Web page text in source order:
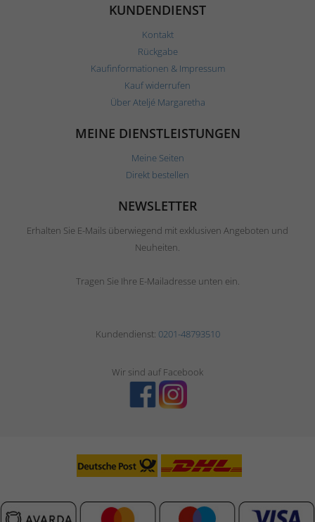
KUNDENDIENST
Kontakt
Rückgabe
Kaufinformationen & Impressum
Kauf widerrufen
Über Ateljé Margaretha
MEINE DIENSTLEISTUNGEN
Meine Seiten
Direkt bestellen
NEWSLETTER
Erhalten Sie E-Mails überwiegend mit exklusiven Angeboten und
Neuheiten.
Tragen Sie Ihre E-Mailadresse unten ein.
Kundendienst: 0201-48793510
Wir sind auf Facebook